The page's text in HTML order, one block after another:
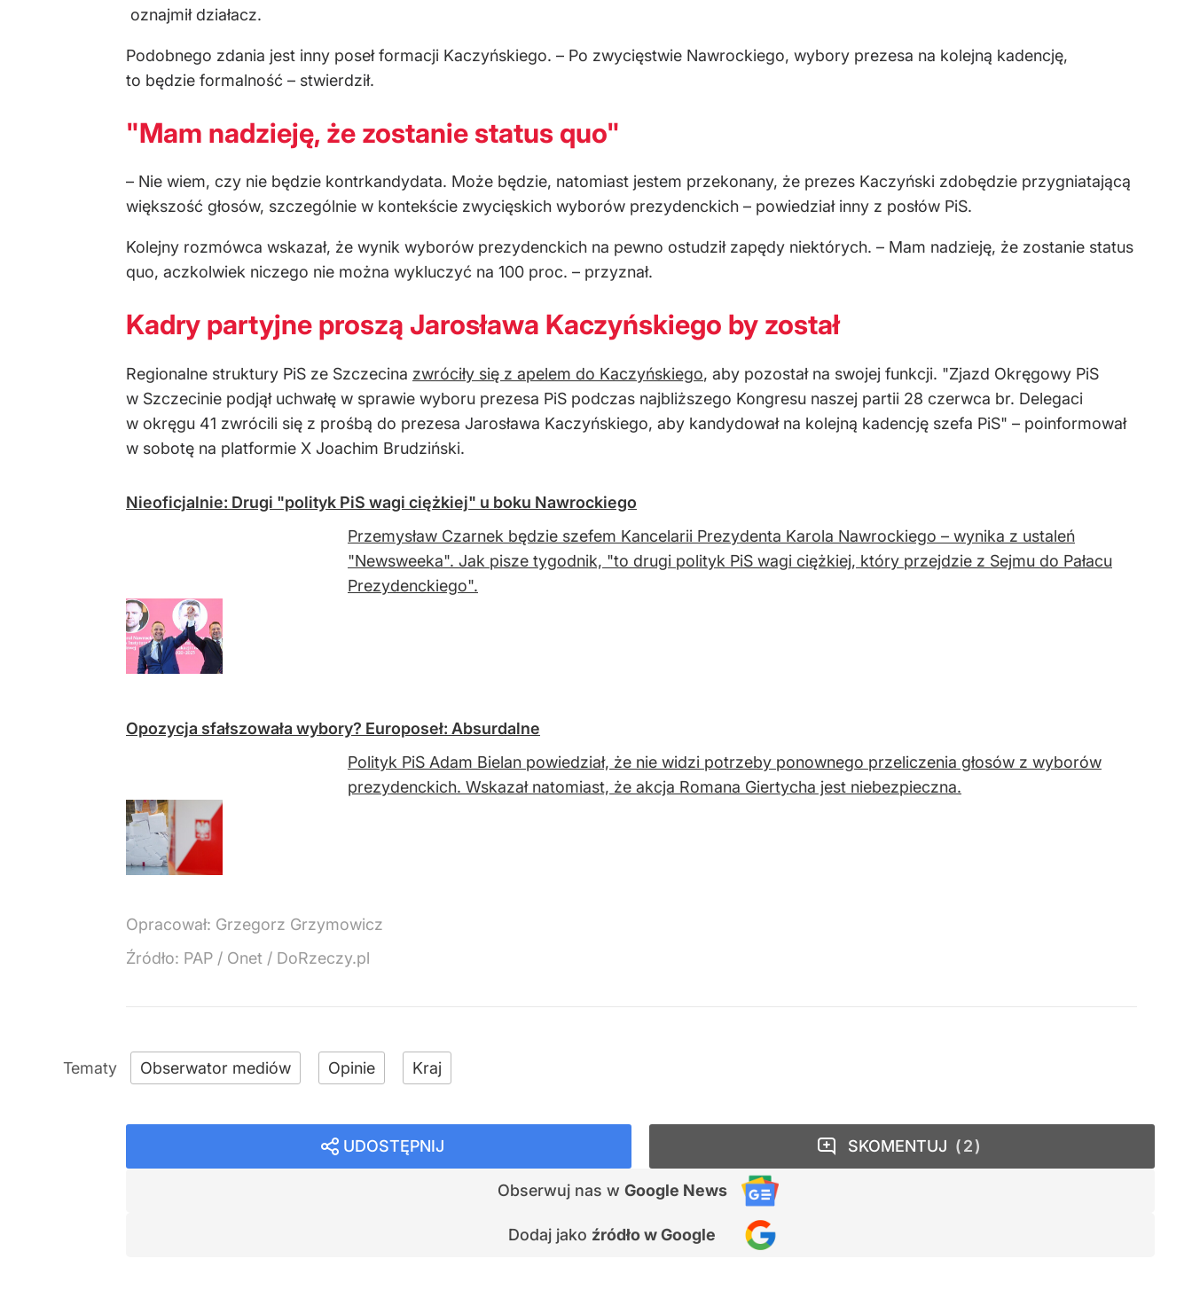
oznajmił działacz.
Podobnego zdania jest inny poseł formacji Kaczyńskiego. – Po zwycięstwie Nawrockiego, wybory prezesa na kolejną kadencję,
to będzie formalność – stwierdził.
"Mam nadzieję, że zostanie status quo"
– Nie wiem, czy nie będzie kontrkandydata. Może będzie, natomiast jestem przekonany, że prezes Kaczyński zdobędzie przygniatającą
większość głosów, szczególnie w kontekście zwycięskich wyborów prezydenckich – powiedział inny z posłów PiS.
Kolejny rozmówca wskazał, że wynik wyborów prezydenckich na pewno ostudził zapędy niektórych. – Mam nadzieję, że zostanie status
quo, aczkolwiek niczego nie można wykluczyć na 100 proc. – przyznał.
Kadry partyjne proszą Jarosława Kaczyńskiego by został
Regionalne struktury PiS ze Szczecina zwróciły się z apelem do Kaczyńskiego, aby pozostał na swojej funkcji. "Zjazd Okręgowy PiS
w Szczecinie podjął uchwałę w sprawie wyboru prezesa PiS podczas najbliższego Kongresu naszej partii 28 czerwca br. Delegaci
w okręgu 41 zwrócili się z prośbą do prezesa Jarosława Kaczyńskiego, aby kandydował na kolejną kadencję szefa PiS" – poinformował
w sobotę na platformie X Joachim Brudziński.
Nieoficjalnie: Drugi "polityk PiS wagi ciężkiej" u boku Nawrockiego
Przemysław Czarnek będzie szefem Kancelarii Prezydenta Karola Nawrockiego – wynika z ustaleń
"Newsweeka". Jak pisze tygodnik, "to drugi polityk PiS wagi ciężkiej, który przejdzie z Sejmu do Pałacu
Prezydenckiego".
Opozycja sfałszowała wybory? Europoseł: Absurdalne
Polityk PiS Adam Bielan powiedział, że nie widzi potrzeby ponownego przeliczenia głosów z wyborów
prezydenckich. Wskazał natomiast, że akcja Romana Giertycha jest niebezpieczna.
Opracował: Grzegorz Grzymowicz
Źródło: PAP / Onet / DoRzeczy.pl
Obserwator mediów Opinie Kraj
UDOSTĘPNIJ
Obserwuj nas w Google News
Dodaj jako źródło w Google
SKOMENTUJ 2